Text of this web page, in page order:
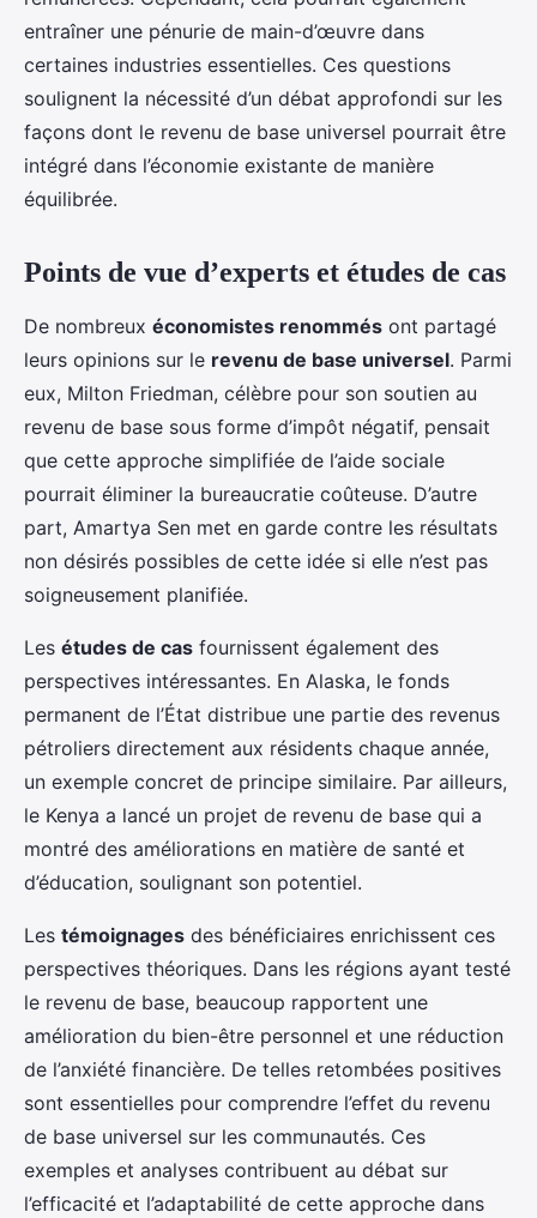
entraîner une pénurie de main-d’œuvre dans
certaines industries essentielles. Ces questions
soulignent la nécessité d’un débat approfondi sur les
façons dont le revenu de base universel pourrait être
intégré dans l’économie existante de manière
équilibrée.
Points de vue d’experts et études de cas
De nombreux économistes renommés ont partagé
leurs opinions sur le revenu de base universel. Parmi
eux, Milton Friedman, célèbre pour son soutien au
revenu de base sous forme d’impôt négatif, pensait
que cette approche simplifiée de l’aide sociale
pourrait éliminer la bureaucratie coûteuse. D’autre
part, Amartya Sen met en garde contre les résultats
non désirés possibles de cette idée si elle n’est pas
soigneusement planifiée.
Les études de cas fournissent également des
perspectives intéressantes. En Alaska, le fonds
permanent de l’État distribue une partie des revenus
pétroliers directement aux résidents chaque année,
un exemple concret de principe similaire. Par ailleurs,
le Kenya a lancé un projet de revenu de base qui a
montré des améliorations en matière de santé et
d’éducation, soulignant son potentiel.
Les témoignages des bénéficiaires enrichissent ces
perspectives théoriques. Dans les régions ayant testé
le revenu de base, beaucoup rapportent une
amélioration du bien-être personnel et une réduction
de l’anxiété financière. De telles retombées positives
sont essentielles pour comprendre l’effet du revenu
de base universel sur les communautés. Ces
exemples et analyses contribuent au débat sur
l’efficacité et l’adaptabilité de cette approche dans